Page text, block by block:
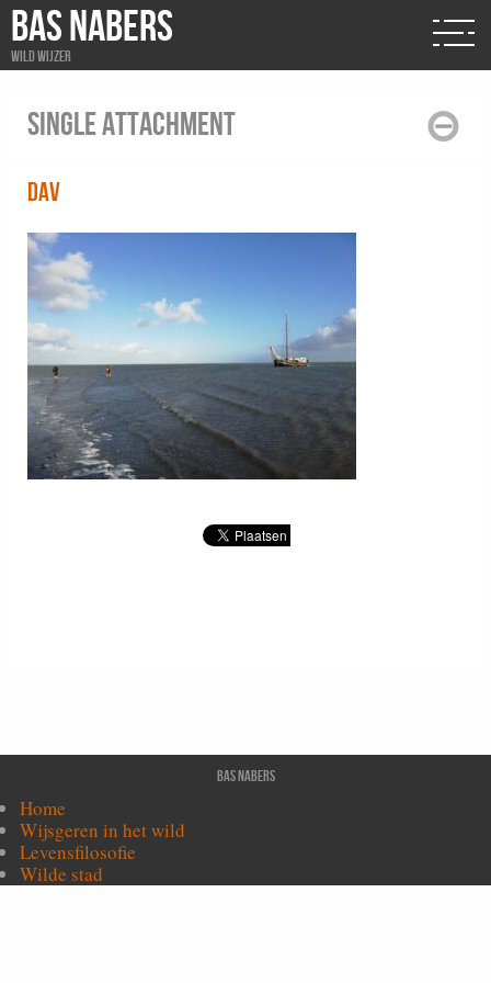
BAS NABERS
Wild wijzer
Single attachment
dav
Bas Nabers
Home
Wijsgeren in het wild
Levensfilosofie
Wilde stad